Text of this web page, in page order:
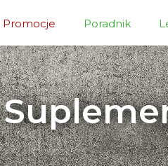
Promocje Poradnik